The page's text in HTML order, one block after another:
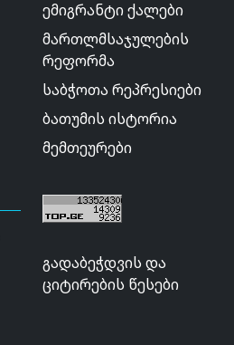
ემიგრანტი ქალები
მართლმსაჯულების
რეფორმა
საბჭოთა რეპრესიები
ბათუმის ისტორია
მემთეურები
გადაბეჭდვის და
ციტირების წესები